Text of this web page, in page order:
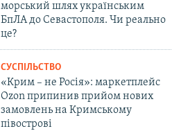
морський шлях українським
БпЛА до Севастополя. Чи реально
це?
СУСПІЛЬСТВО
«Крим – не Росія»: маркетплейс
Ozon припинив прийом нових
замовлень на Кримському
півострові